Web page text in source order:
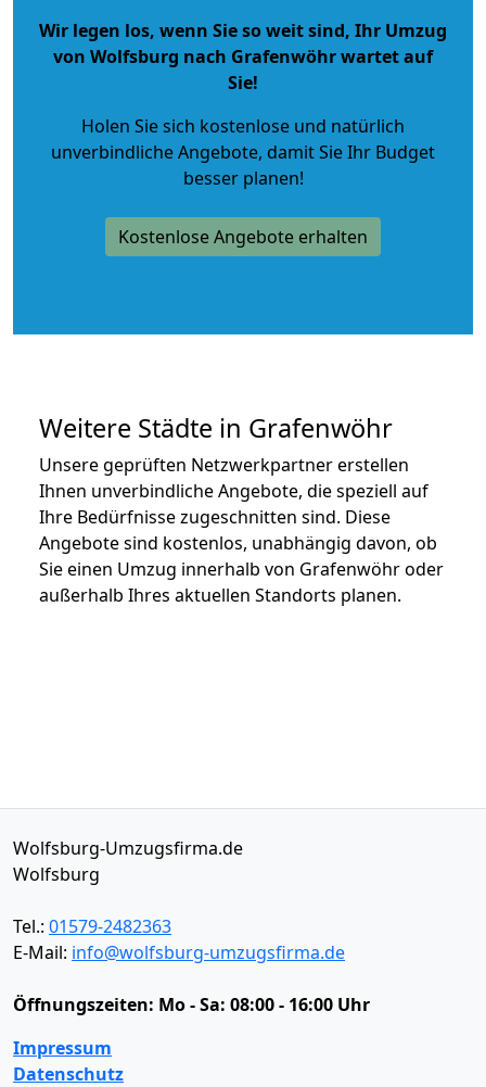
Wir legen los, wenn Sie so weit sind, Ihr Umzug
von Wolfsburg nach Grafenwöhr wartet auf
Sie!
Holen Sie sich kostenlose und natürlich
unverbindliche Angebote, damit Sie Ihr Budget
besser planen!
Kostenlose Angebote erhalten
Weitere Städte in Grafenwöhr
Unsere geprüften Netzwerkpartner erstellen
Ihnen unverbindliche Angebote, die speziell auf
Ihre Bedürfnisse zugeschnitten sind. Diese
Angebote sind kostenlos, unabhängig davon, ob
Sie einen Umzug innerhalb von Grafenwöhr oder
außerhalb Ihres aktuellen Standorts planen.
Wolfsburg-Umzugsfirma.de
Wolfsburg
Tel.: 01579-2482363
E-Mail: info@wolfsburg-umzugsfirma.de
Öffnungszeiten: Mo - Sa: 08:00 - 16:00 Uhr
Impressum
Datenschutz